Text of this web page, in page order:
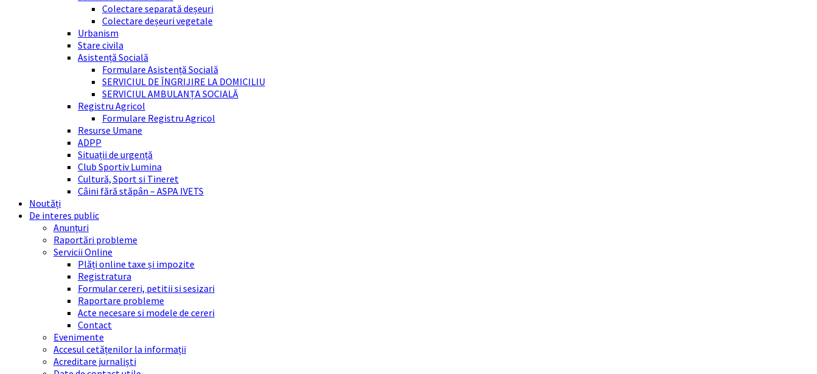
Colectare separată deșeuri
Colectare deșeuri vegetale
Urbanism
Stare civila
Asistență Socială
Formulare Asistență Socială
SERVICIUL DE ÎNGRIJIRE LA DOMICILIU
SERVICIUL AMBULANȚA SOCIALĂ
Registru Agricol
Formulare Registru Agricol
Resurse Umane
ADPP
Situații de urgență
Club Sportiv Lumina
Cultură, Sport si Tineret
Câini fără stăpân – ASPA IVETS
Noutăți
De interes public
Anunțuri
Raportări probleme
Servicii Online
Plăți online taxe și impozite
Registratura
Formular cereri, petitii si sesizari
Raportare probleme
Acte necesare si modele de cereri
Contact
Evenimente
Accesul cetățenilor la informații
Acreditare jurnaliști